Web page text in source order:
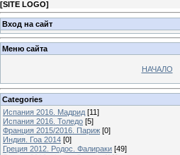
[SITE LOGO]
Вход на сайт
Меню сайта
НАЧАЛО
Categories
Испания 2016. Мадрид [11]
Испания 2016. Толедо [5]
Франция 2015/2016. Париж [0]
Индия. Гоа 2014 [0]
Греция 2012. Родос. Фалираки [49]